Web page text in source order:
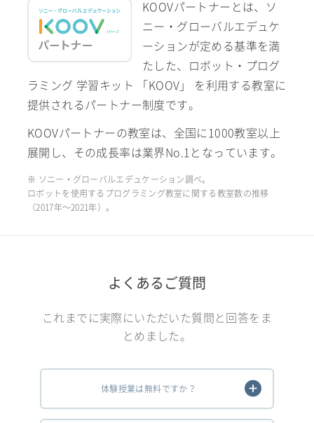
KOOVパートナーとは、ソ
ニー・グローバルエデュケ
ーションが定める基準を満
たした、ロボット・プログ
ラミング 学習キット 「KOOV」 を利用する教室に
提供されるパートナー制度です。
KOOVパートナーの教室は、全国に1000教室以上
展開し、その成長率は業界No.1となっています。
※ ソニー・グローバルエデュケーション調べ。
ロボットを使用するプログラミング教室に関する教室数の推移
（2017年〜2021年）。
よくあるご質問
これまでに実際にいただいた質問と回答をま
とめました。
体験授業は無料ですか？